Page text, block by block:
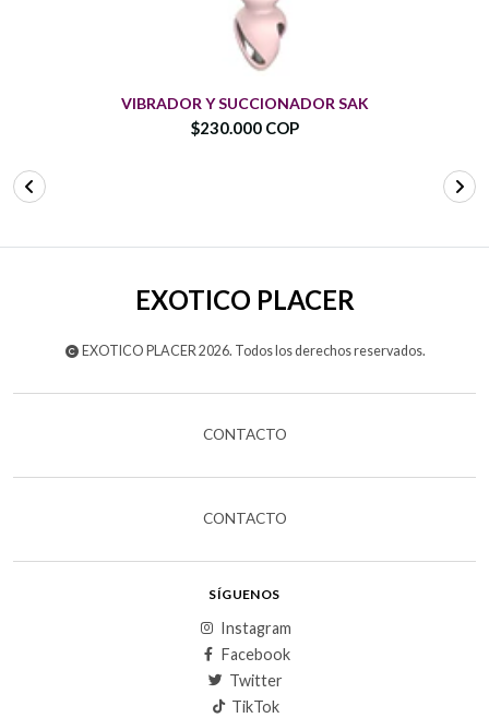
VIBRADOR Y SUCCIONADOR SAK
$230.000 COP
EXOTICO PLACER
EXOTICO PLACER 2026. Todos los derechos reservados.
CONTACTO
CONTACTO
SÍGUENOS
Instagram
Facebook
Twitter
TikTok